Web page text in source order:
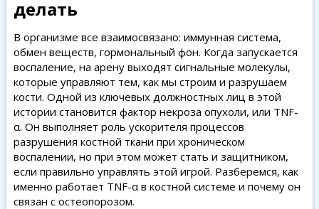
делать
В организме все взаимосвязано: иммунная система,
обмен веществ, гормональный фон. Когда запускается
воспаление, на арену выходят сигнальные молекулы,
которые управляют тем, как мы строим и разрушаем
кости. Одной из ключевых должностных лиц в этой
истории становится фактор некроза опухоли, или TNF-
α. Он выполняет роль ускорителя процессов
разрушения костной ткани при хроническом
воспалении, но при этом может стать и защитником,
если правильно управлять этой игрой. Разберемся, как
именно работает TNF-α в костной системе и почему он
связан с остеопорозом.